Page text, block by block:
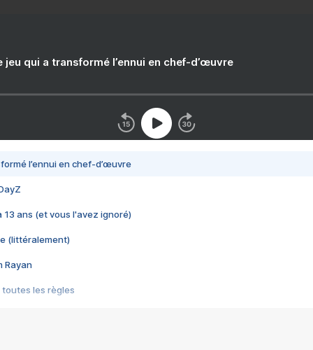
jeu qui a transformé l’ennui en chef-d’œuvre
l’ennui en chef-d’œuvre
13 ans (et vous l'avez ignoré)
(littéralement)
Rayan
toutes les règles